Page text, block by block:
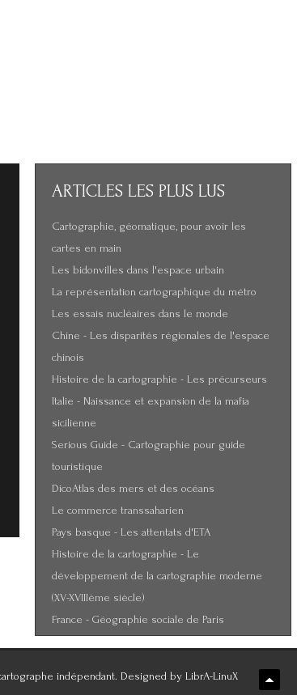
ARTICLES LES PLUS LUS
Cartographie, géomatique, pour avoir les
cartes en main
Les bidonvilles dans l'espace urbain
La représentation cartographique du métro
Les essais nucléaires dans le monde
Chine - Les disparités régionales de l'espace
chinois
Histoire de la cartographie - Les précurseurs
Italie - Naissance et expansion de la mafia
sicilienne
Serious Guide - Cartographie pour guide
touristique
DicoAtlas des mers et des océans
Le commerce transsaharien
Pays basque - Les attentats d'ETA
Histoire de la cartographie - Le
développement de la cartographie moderne
(XV-XVIIIème siècle)
France - Géographie sociale de Paris
indépendant. Designed by LibrA-LinuX